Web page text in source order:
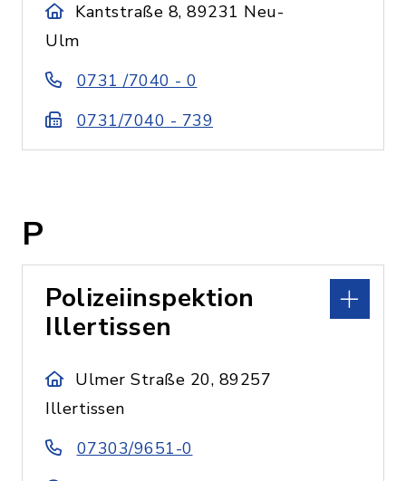
Kantstraße 8, 89231 Neu-
Ulm
0731 /7040 - 0
0731/7040 - 739
P
Polizeiinspektion
Illertissen
Ulmer Straße 20, 89257
Illertissen
07303/9651-0